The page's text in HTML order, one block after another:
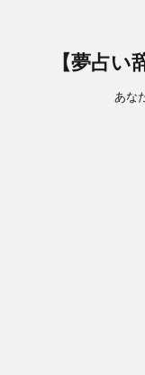
【夢占
あな